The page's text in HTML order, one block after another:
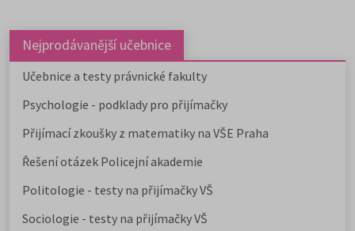
Nejprodávanější učebnice
Učebnice a testy právnické fakulty
Psychologie - podklady pro přijímačky
Přijímací zkoušky z matematiky na VŠE Praha
Řešení otázek Policejní akademie
Politologie - testy na přijímačky VŠ
Sociologie - testy na přijímačky VŠ